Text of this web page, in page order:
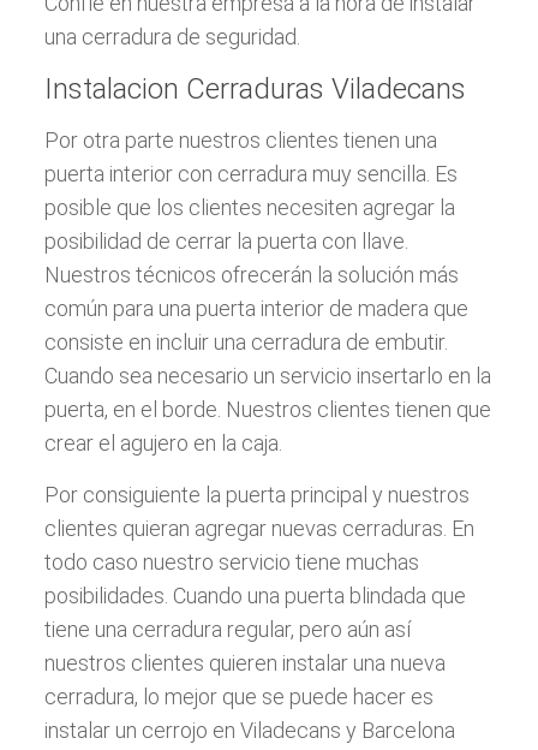
una cerradura de seguridad.
Instalacion Cerraduras Viladecans
Por otra parte nuestros clientes tienen una
puerta interior con cerradura muy sencilla. Es
posible que los clientes necesiten agregar la
posibilidad de cerrar la puerta con llave.
Nuestros técnicos ofrecerán la solución más
común para una puerta interior de madera que
consiste en incluir una cerradura de embutir.
Cuando sea necesario un servicio insertarlo en la
puerta, en el borde. Nuestros clientes tienen que
crear el agujero en la caja.
Por consiguiente la puerta principal y nuestros
clientes quieran agregar nuevas cerraduras. En
todo caso nuestro servicio tiene muchas
posibilidades. Cuando una puerta blindada que
tiene una cerradura regular, pero aún así
nuestros clientes quieren instalar una nueva
cerradura, lo mejor que se puede hacer es
instalar un cerrojo en Viladecans y Barcelona